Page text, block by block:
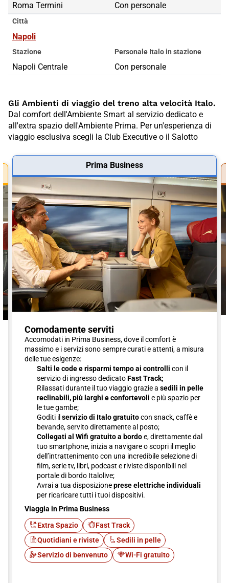
Roma Termini Roma Termini
Con personale
Città
Napoli
Stazione
Napoli Centrale
Personale Italo in stazione
Con personale
Gli Ambienti di viaggio del treno alta velocità Italo.
Dal comfort dell'Ambiente Smart al servizio dedicato e
all'extra spazio dell'Ambiente Prima. Per un'esperienza di
viaggio esclusiva scegli la Club Executive o il Salotto
Prima Business
Comodamente serviti
Accomodati in Prima Business, dove il comfort è
massimo e i servizi sono sempre curati e attenti, a misura
delle tue esigenze:
Salti le code e risparmi tempo ai controlli con il
servizio di ingresso dedicatoFast Track;
Rilassati durante il tuo viaggio grazie a sedili in pelle
reclinabili, più larghi e confortevoli e più spazio per
le tue gambe;
Goditi il servizio di Italo gratuitocon snack, caffè e
bevande, servito direttamente al posto;
Collegati al Wifi gratuito a bordoe, direttamente dal
tuo smartphone, inizia a navigare o scopri il meglio
dell’intrattenimento con una incredibile selezione di
film, serie tv, libri, podcast e riviste disponibili nel
portale di bordo Italolive;
Avrai a tua disposizioneprese elettriche individuali
per ricaricare tutti i tuoi dispositivi.
Viaggia in Prima Business
Extra Spazio
Fast Track
Quotidiani e riviste
Sedili in pelle
Servizio di benvenuto
Wi-Fi gratuito